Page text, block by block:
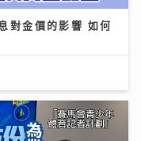
對金價的影響 如何